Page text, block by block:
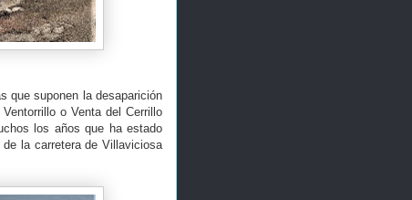
que suponen la desaparición
o Venta del Cerrillo
los años que ha estado
la carretera de Villaviciosa